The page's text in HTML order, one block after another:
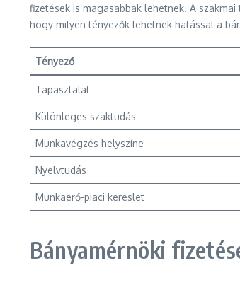
fizetések is magasabbak lehetnek. A
hogy milyen tényezők lehetnek hatással a
Tényező
Tapasztalat
Különleges szaktudás
Munkavégzés helyszíne
Nyelvtudás
Munkaerő-piaci kereslet
Bányamérnöki